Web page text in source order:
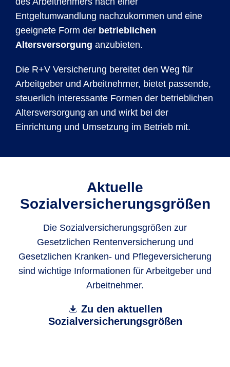
Entgeltumwandlung nachzukommen und eine
geeignete Form der betrieblichen
Altersversorgung anzubieten.
Die R+V Versicherung bereitet den Weg für
Arbeitgeber und Arbeitnehmer, bietet passende,
steuerlich interessante Formen der betrieblichen
Altersversorgung an und wirkt bei der
Einrichtung und Umsetzung im Betrieb mit.
Aktuelle
Sozialversicherungsgrößen
Die Sozialversicherungsgrößen zur
Gesetzlichen Rentenversicherung und
Gesetzlichen Kranken- und Pflegeversicherung
sind wichtige Informationen für Arbeitgeber und
Arbeitnehmer.
Zu den aktuellen
Sozialversicherungsgrößen